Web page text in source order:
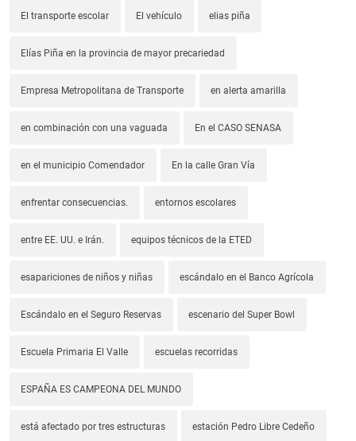
El transporte escolar El vehículo elias piña
Elías Piña en la provincia de mayor precariedad
Empresa Metropolitana de Transporte en alerta amarilla
en combinación con una vaguada En el CASO SENASA
en el municipio Comendador En la calle Gran Vía
enfrentar consecuencias. entornos escolares
entre EE. UU. e Irán. equipos técnicos de la ETED
esapariciones de niños y niñas escándalo en el Banco Agrícola
Escándalo en el Seguro Reservas escenario del Super Bowl
Escuela Primaria El Valle escuelas recorridas
ESPAÑA ES CAMPEONA DEL MUNDO
está afectado por tres estructuras estación Pedro Libre Cedeño